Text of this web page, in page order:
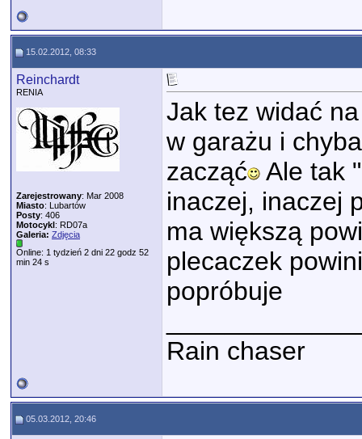
15.02.2012, 08:33
Reinchardt
RENIA
Zarejestrowany: Mar 2008
Miasto: Lubartów
Posty: 406
Motocykl: RD07a
Galeria: Zdjęcia
Online: 1 tydzień 2 dni 22 godz 52
min 24 s
Jak tez widać
w garażu i
zacząć
Ale tak
inaczej, inaczej
ma większą
plecaczek
popróbuje
Rain chaser
05.03.2012, 20:46